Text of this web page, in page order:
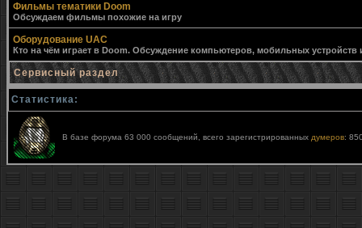
Фильмы тематики Doom
Обсуждаем фильмы похожие на игру
Оборудование UAC
Кто на чём играет в Doom. Обсуждение компьютеров, мобильных устройств
Сервисный раздел
Статистика:
В базе форума 63 000 сообщений, всего зарегистрированных думеров: